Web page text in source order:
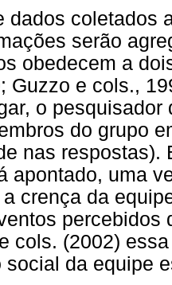
dados coletados
serão
obedecem a
Guzzo e cols.,
o
do grupo
nas respostas).
apontado, uma
crença da
percebidos
cols. (2002)
social da equipe